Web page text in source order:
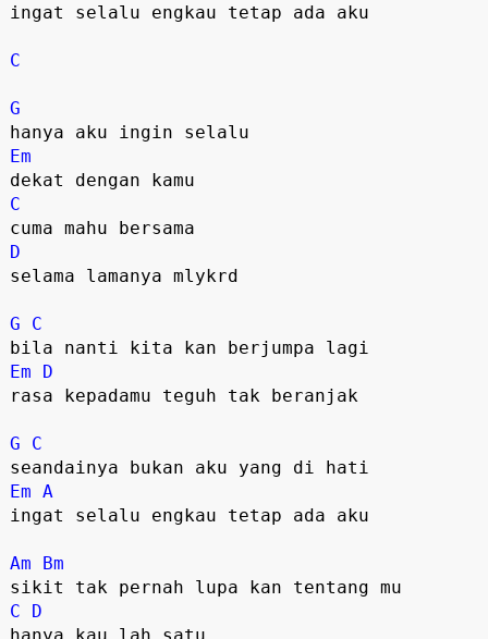
ingat selalu engkau tetap ada aku
C
G
Em
C
D
selama lamanya mlykrd
G
C
Em
D
rasa kepadamu teguh tak beranjak
G
C
Em A
ingat selalu engkau tetap ada aku
Am
Bm
C
D